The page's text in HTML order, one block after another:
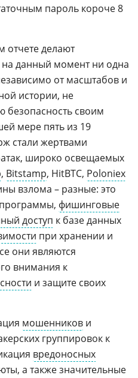
пароль короче 8
отчете делают
данный момент ни одна
от масштабов и
истории, не
безопасность своим
мере пять из 19
стали жертвами
широко освещаемых
, Bitstamp, HitBTC, Poloniex
взлома – разные: это
фишинговые
доступ к базе данных
при хранении и
они являются
внимания к
и защите своих
мошенников и
группировок к
вредоносных
а также значительные